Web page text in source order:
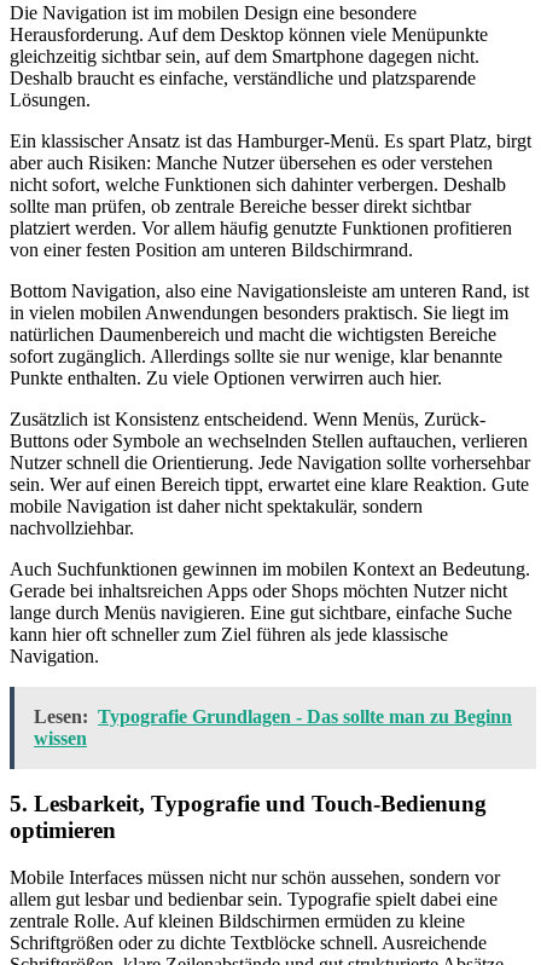
Die Navigation ist im mobilen Design eine besondere
Herausforderung. Auf dem Desktop können viele Menüpunkte
gleichzeitig sichtbar sein, auf dem Smartphone dagegen nicht.
Deshalb braucht es einfache, verständliche und platzsparende
Lösungen.
Ein klassischer Ansatz ist das Hamburger-Menü. Es spart Platz, birgt
aber auch Risiken: Manche Nutzer übersehen es oder verstehen
nicht sofort, welche Funktionen sich dahinter verbergen. Deshalb
sollte man prüfen, ob zentrale Bereiche besser direkt sichtbar
platziert werden. Vor allem häufig genutzte Funktionen profitieren
von einer festen Position am unteren Bildschirmrand.
Bottom Navigation, also eine Navigationsleiste am unteren Rand, ist
in vielen mobilen Anwendungen besonders praktisch. Sie liegt im
natürlichen Daumenbereich und macht die wichtigsten Bereiche
sofort zugänglich. Allerdings sollte sie nur wenige, klar benannte
Punkte enthalten. Zu viele Optionen verwirren auch hier.
Zusätzlich ist Konsistenz entscheidend. Wenn Menüs, Zurück-
Buttons oder Symbole an wechselnden Stellen auftauchen, verlieren
Nutzer schnell die Orientierung. Jede Navigation sollte vorhersehbar
sein. Wer auf einen Bereich tippt, erwartet eine klare Reaktion. Gute
mobile Navigation ist daher nicht spektakulär, sondern
nachvollziehbar.
Auch Suchfunktionen gewinnen im mobilen Kontext an Bedeutung.
Gerade bei inhaltsreichen Apps oder Shops möchten Nutzer nicht
lange durch Menüs navigieren. Eine gut sichtbare, einfache Suche
kann hier oft schneller zum Ziel führen als jede klassische
Navigation.
Lesen: Typografie Grundlagen - Das sollte man zu Beginn
wissen
5. Lesbarkeit, Typografie und Touch-Bedienung
optimieren
Mobile Interfaces müssen nicht nur schön aussehen, sondern vor
allem gut lesbar und bedienbar sein. Typografie spielt dabei eine
zentrale Rolle. Auf kleinen Bildschirmen ermüden zu kleine
Schriftgrößen oder zu dichte Textblöcke schnell. Ausreichende